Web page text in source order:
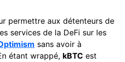
permettre aux détenteurs de
services de la DeFi sur les
sans avoir à
étant wrappé, kBTC est